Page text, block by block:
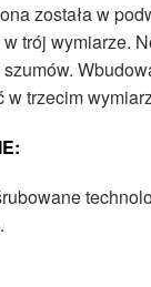
została w
trój wymiarze.
trzecim